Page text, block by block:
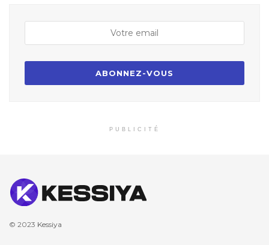
PUBLICITÉ
© 2023 Kessiya